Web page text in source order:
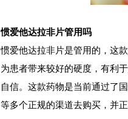
惯爱他达拉非片管用吗
惯爱他达拉非片是管用的，这
为患者带来较好的硬度，有利
自信。这款药物是当前通过了
等多个正规的渠道去购买，并